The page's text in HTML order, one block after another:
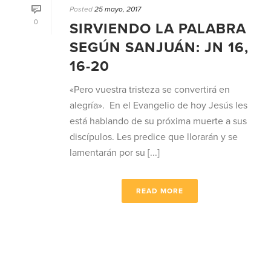
0
Posted 25 mayo, 2017
SIRVIENDO LA PALABRA
SEGÚN SANJUÁN: JN 16,
16-20
«Pero vuestra tristeza se convertirá en
alegría». En el Evangelio de hoy Jesús les
está hablando de su próxima muerte a sus
discípulos. Les predice que llorarán y se
lamentarán por su [...]
READ MORE